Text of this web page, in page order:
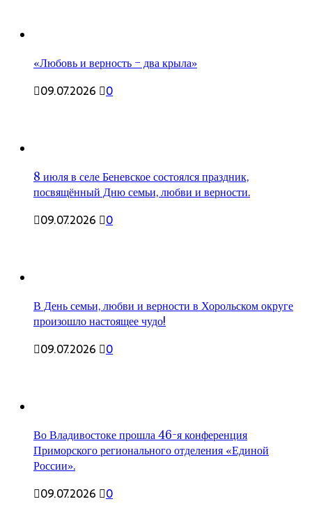
«Любовь и верность – два крыла»
09.07.2026 0
8 июля в селе Беневское состоялся праздник,
посвящённый Дню семьи, любви и верности.
09.07.2026 0
В День семьи, любви и верности в Хорольском округе
произошло настоящее чудо!
09.07.2026 0
Во Владивостоке прошла 46-я конференция
Приморского регионального отделения «Единой
России».
09.07.2026 0